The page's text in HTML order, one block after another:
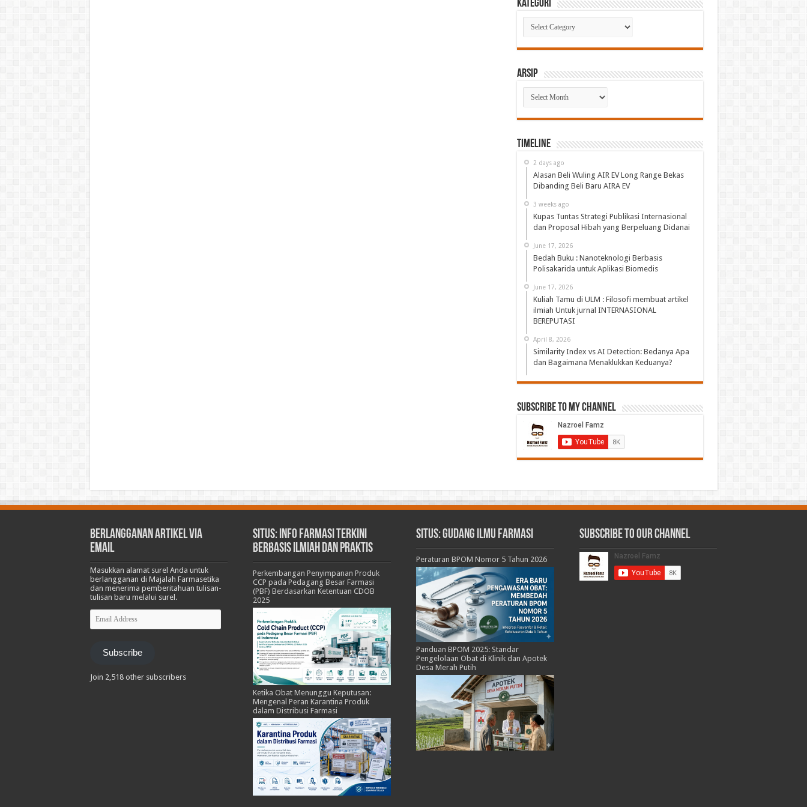
Kategori
Kategori
Arsip
Arsip
Timeline
2 days ago
Alasan Beli Wuling AIR EV Long Range Bekas
Dibanding Beli Baru AIRA EV
3 weeks ago
Kupas Tuntas Strategi Publikasi Internasional
dan Proposal Hibah yang Berpeluang Didanai
June 17, 2026
Bedah Buku : Nanoteknologi Berbasis
Polisakarida untuk Aplikasi Biomedis
June 17, 2026
Kuliah Tamu di ULM : Filosofi membuat artikel
ilmiah Untuk jurnal INTERNASIONAL
BEREPUTASI
April 8, 2026
Similarity Index vs AI Detection: Bedanya Apa
dan Bagaimana Menaklukkan Keduanya?
Subscribe to My Channel
Berlangganan Artikel via
Email
Masukkan alamat surel Anda untuk
berlangganan di Majalah Farmasetika
dan menerima pemberitahuan tulisan-
tulisan baru melalui surel.
Email
Address
Subscribe
Join 2,518 other subscribers
Situs: Info Farmasi Terkini
Berbasis Ilmiah dan Praktis
Perkembangan Penyimpanan Produk
CCP pada Pedagang Besar Farmasi
(PBF) Berdasarkan Ketentuan CDOB
2025
Ketika Obat Menunggu Keputusan:
Mengenal Peran Karantina Produk
dalam Distribusi Farmasi
Situs: Gudang Ilmu Farmasi
Peraturan BPOM Nomor 5 Tahun 2026
Panduan BPOM 2025: Standar
Pengelolaan Obat di Klinik dan Apotek
Desa Merah Putih
Subscribe to our Channel